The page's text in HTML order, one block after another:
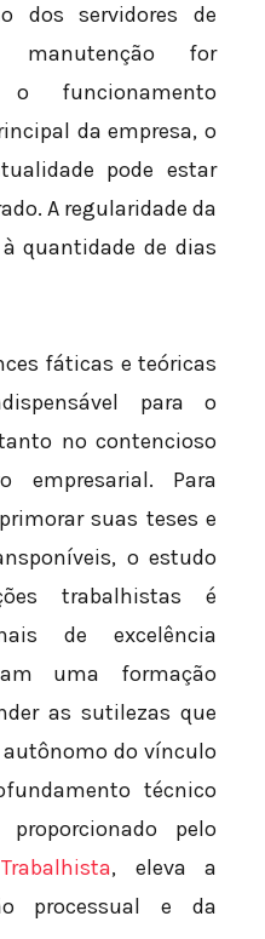
dos servidores de
for
o funcionamento
da empresa, o
pode estar
A regularidade da
quantidade de dias
fáticas e teóricas
para o
no contencioso
empresarial. Para
suas teses e
o estudo
trabalhistas é
de excelência
uma formação
as sutilezas que
do vínculo
técnico
pelo
, eleva a
processual e da